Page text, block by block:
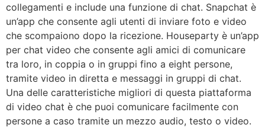
collegamenti e include una funzione di chat. Snapchat è
un’app che consente agli utenti di inviare foto e video
che scompaiono dopo la ricezione. Houseparty è un’app
per chat video che consente agli amici di comunicare
tra loro, in coppia o in gruppi fino a eight persone,
tramite video in diretta e messaggi in gruppi di chat.
Una delle caratteristiche migliori di questa piattaforma
di video chat è che puoi comunicare facilmente con
persone a caso tramite un mezzo audio, testo o video.